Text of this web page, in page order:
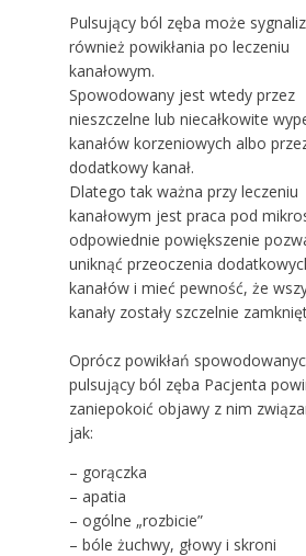
Pulsujący ból zęba może
również powikłania po leczeniu
kanałowym.
Spowodowany jest wtedy przez
nieszczelne lub niecałkowite
kanałów korzeniowych albo
dodatkowy kanał.
Dlatego tak ważna przy leczeniu
kanałowym jest praca pod
odpowiednie powiększenie
uniknąć przeoczenia
kanałów i mieć pewność, że
kanały zostały szczelnie
Oprócz powikłań
pulsujący ból zęba Pacjenta
zaniepokoić objawy z nim
jak:
– gorączka
– apatia
– ogólne „rozbicie”
– bóle żuchwy, głowy i skroni